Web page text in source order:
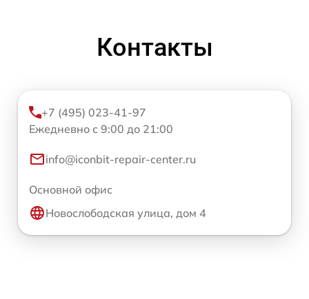
Контакты
+7 (495) 023-41-97
Ежедневно с 9:00 до 21:00
info@iconbit-repair-center.ru
Основной офис
Новослободская улица, дом 4